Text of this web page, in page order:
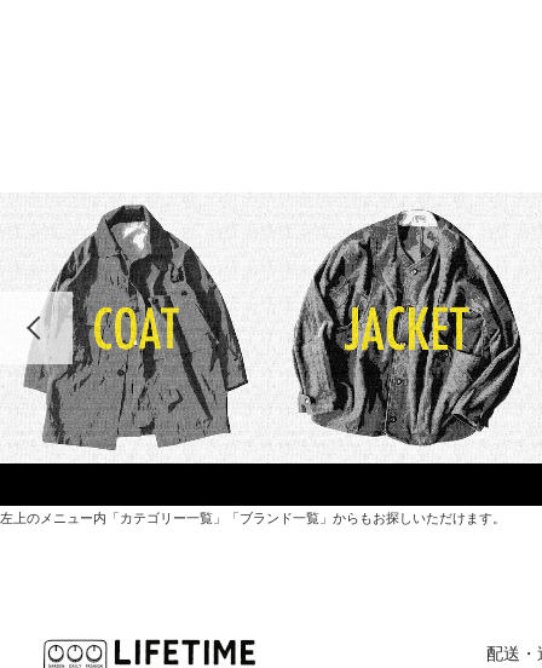
左上のメニュー内「カテゴリー一覧」「ブランド一覧」からもお探しいただけます。
オリジナルを含むファッションアイテムが中心の配送・